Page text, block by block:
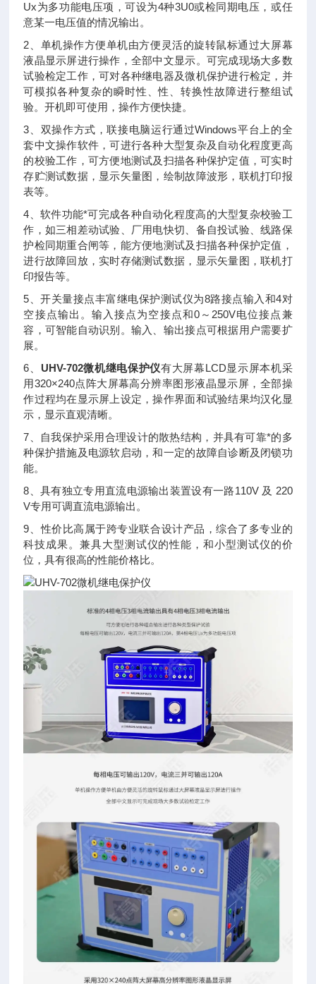
Ux为多功能电压项，可设为4种3U0或检同期电压，或任
意某一电压值的情况输出。
2、单机操作方便单机由方便灵活的旋转鼠标通过大屏幕
液晶显示屏进行操作，全部中文显示。可完成现场大多数
试验检定工作，可对各种继电器及微机保护进行检定，并
可模拟各种复杂的瞬时性、性、转换性故障进行整组试
验。开机即可使用，操作方便快捷。
3、双操作方式，联接电脑运行通过Windows平台上的全
套中文操作软件，可进行各种大型复杂及自动化程度更高
的校验工作，可方便地测试及扫描各种保护定值，可实时
存贮测试数据，显示矢量图，绘制故障波形，联机打印报
表等。
4、软件功能*可完成各种自动化程度高的大型复杂校验工
作，如三相差动试验、厂用电快切、备自投试验、线路保
护检同期重合闸等，能方便地测试及扫描各种保护定值，
进行故障回放，实时存储测试数据，显示矢量图，联机打
印报告等。
5、开关量接点丰富继电保护测试仪为8路接点输入和4对
空接点输出。输入接点为空接点和0～250V电位接点兼
容，可智能自动识别。输入、输出接点可根据用户需要扩
展。
6、 UHV-702微机继电保护仪有大屏幕LCD显示屏本机采
用320×240点阵大屏幕高分辨率图形液晶显示屏，全部操
作过程均在显示屏上设定，操作界面和试验结果均汉化显
示，显示直观清晰。
7、自我保护采用合理设计的散热结构，并具有可靠*的多
种保护措施及电源软启动，和一定的故障自诊断及闭锁功
能。
8、具有独立专用直流电源输出装置设有一路110V 及 220
V专用可调直流电源输出。
9、性价比高属于跨专业联合设计产品，综合了多专业的
科技成果。兼具大型测试仪的性能，和小型测试仪的价
位，具有很高的性能价格比。